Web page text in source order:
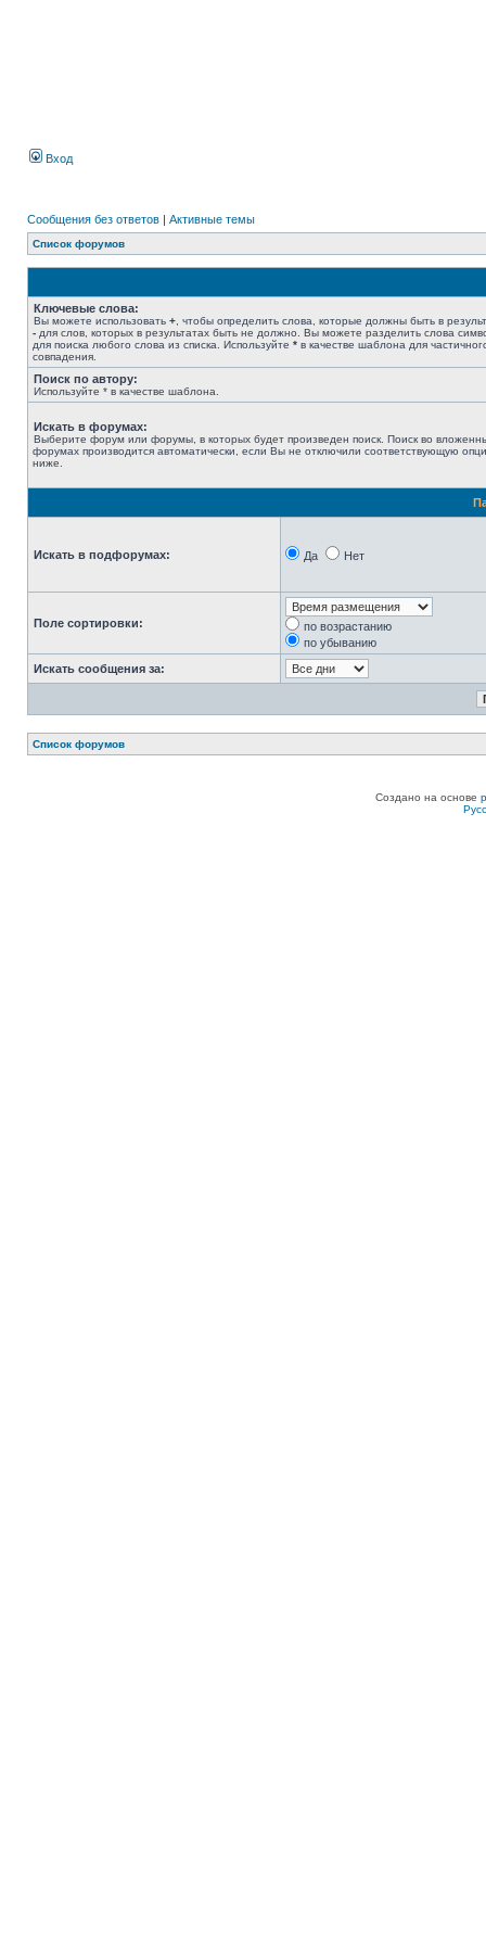
Вход
Сообщения без ответов | Активные темы
Список форумов
Ключевые слова:
Вы можете использовать + , чтобы определить слова, которые должны быть в
- для слов, которых в результатах быть не должно. Вы можете разделить слова
для поиска любого слова из списка. Используйте * в качестве шаблона для
совпадения.
Поиск по автору:
Используйте * в качестве шаблона.
Искать в форумах:
Выберите форум или форумы, в которых будет произведен поиск. Поиск во
форумах производится автоматически, если Вы не отключили соответствующую
ниже.
Искать в подфорумах: Да Нет
Поле сортировки:
по возрастанию
по убыванию
Искать сообщения за:
Список форумов
Создано на основе